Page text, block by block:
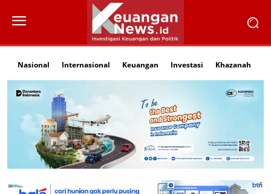
Nasional Internasional Keuangan Investasi Khazanah